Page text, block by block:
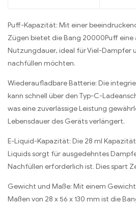
Puff-Kapazität: Mit einer
Zügen bietet die Bang 20000Puff
Nutzungdauer, ideal für Viel-Dampfer
nachfüllen möchten.
Wiederaufladbare Batterie: Die
kann schnell über den Typ-C-
was eine zuverlässige Leistung
Lebensdauer des Geräts verlängert.
E-Liquid-Kapazität: Die 28 ml
Liquids sorgt für ausgedehntes
Nachfüllen erforderlich ist. Dies spart
Gewicht und Maße: Mit einem
Maßen von 28 x 56 x 130 mm ist die